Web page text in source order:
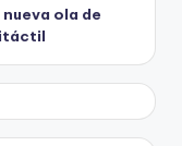
ola de